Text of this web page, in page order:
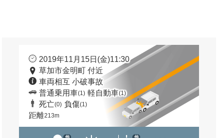
2019年11月15日(金)11:30
草加市金明町 付近
車両相互 小破事故
普通乗用車(1) 軽自動車(1)
死亡(0) 負傷(1)
距離213m